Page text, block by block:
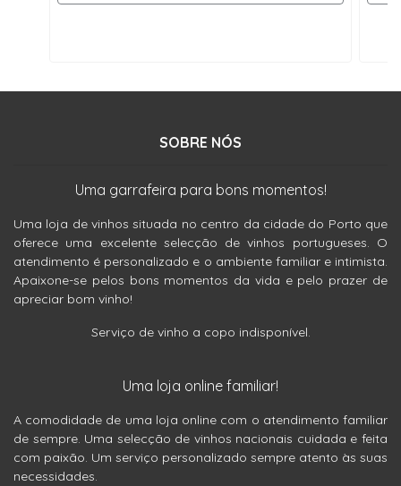
SOBRE NÓS
Uma garrafeira para bons momentos!
Uma loja de vinhos situada no centro da cidade do Porto que
oferece uma excelente selecção de vinhos portugueses. O
atendimento é personalizado e o ambiente familiar e intimista.
Apaixone-se pelos bons momentos da vida e pelo prazer de
apreciar bom vinho!
Serviço de vinho a copo indisponível.
Uma loja online familiar!
A comodidade de uma loja online com o atendimento familiar
de sempre. Uma selecção de vinhos nacionais cuidada e feita
com paixão. Um serviço personalizado sempre atento às suas
necessidades.